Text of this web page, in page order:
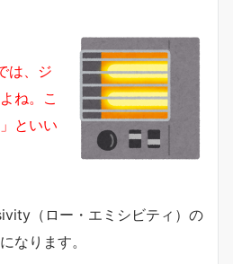
は、ジ
ね。こ
といい
（ロー・エミシビティ）の
なります。